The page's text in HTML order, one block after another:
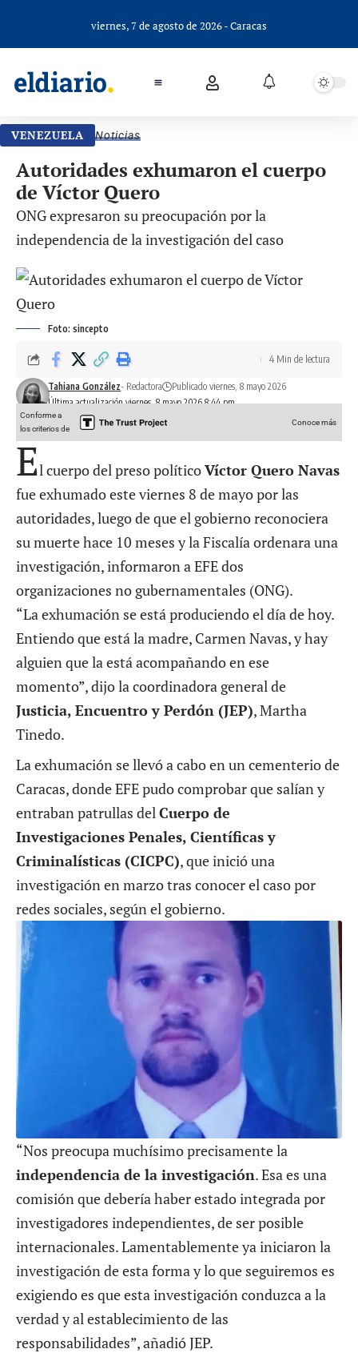
viernes, 7 de agosto de 2026 - Caracas
VENEZUELA Noticias
Autoridades exhumaron el cuerpo
de Víctor Quero
ONG expresaron su preocupación por la
independencia de la investigación del caso
Foto: sincepto
Última actualización viernes, 8 mayo 2026 8:44 pm
Tahiana González- Redactora Publicado viernes, 8 mayo 2026
4 Min de lectura
Conforme a
los criterios de
Conoce más
El cuerpo del preso políticoVíctor Quero Navas
fue exhumado este viernes 8 de mayo por las
autoridades, luego de que el gobierno reconociera
su muerte hace 10 meses y la Fiscalía ordenara una
investigación, informaron a EFE dos
organizaciones no gubernamentales (ONG).
“La exhumación se está produciendo el día de hoy.
Entiendo que está la madre, Carmen Navas, y hay
alguien que la está acompañando en ese
momento”, dijo la coordinadora general de
Justicia, Encuentro y Perdón (JEP), Martha
Tinedo.
La exhumación se llevó a cabo en un cementerio de
Caracas, donde EFE pudo comprobar que salían y
entraban patrullas del Cuerpo de
Investigaciones Penales, Científicas y
Criminalísticas (CICPC), que inició una
investigación en marzo tras conocer el caso por
redes sociales, según el gobierno.
“Nos preocupa muchísimo precisamente la
independencia de la investigación. Esa es una
comisión que debería haber estado integrada por
investigadores independientes, de ser posible
internacionales. Lamentablemente ya iniciaron la
investigación de esta forma y lo que seguiremos es
exigiendo es que esta investigación conduzca a la
verdad y al establecimiento de las
responsabilidades”, añadió JEP.